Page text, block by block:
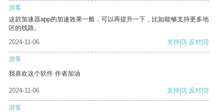
游客
这款加速器app的加速效果一般，可以再提升一下，比如能够支持更多地
区的线路。
2024-11-06
支持[0] 反对[0]
游客
我喜欢这个软件 作者加油
2024-11-06 支持[0] 反对[0]
游客